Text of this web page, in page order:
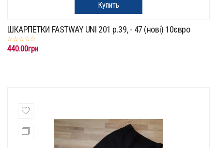
Купить
ШКАРПЕТКИ FASTWAY UNI 201 р.39, - 47 (нові) 10євро
440.00грн